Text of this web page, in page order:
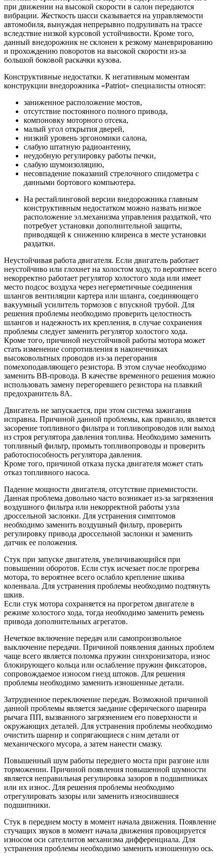
при движении на высокой скорости в салон передаются
вибрации. Жесткость шасси сказывается на управляемости
автомобиля, вынуждая непрерывно подруливать на трассе
вследствие низкой курсовой устойчивости. Кроме того,
данный внедорожник не склонен к резкому маневрированию
и прохождению поворотов на высокой скорости из-за
большой боковой раскачки кузова.
Конструктивные недостатки. К негативным моментам
конструкции внедорожника «Patriot» специалисты относят:
заниженное расположение мостов,
отсутствие постоянного полного привода,
компоновку моторного отсека,
малый угол открытия дверей,
низкий уровень эргономики салона,
слабую штатную радиоантенну,
неудобную регулировку работы печки,
слабую шумоизоляцию,
несовпадение показаний стрелочного спидометра с
данными бортового компьютера.
На рестайлинговой версии внедорожника главным
конструктивным недостатком можно назвать низкое
расположение эл.механизма управления раздаткой, что
потребует установки дополнительной защиты,
приводящей к снижению клиренса в месте установки
раздатки.
Неустойчивая работа двигателя. Если двигатель работает
неустойчиво или глохнет на холостом ходу, то вероятнее всего
некорректно работает регулятор холостого хода или имеет
место подсос воздуха через негерметичные соединения
шлангов вентиляции картера или шланга, соединяющего
вакуумный усилитель тормозов с впускной трубой. Для
решения проблемы необходимо проверить целостность
шлангов и надежность их крепления, в случае сохранения
проблемы следует заменить регулятор холостого хода.
Кроме того, причиной неустойчивой работы мотора может
стать изменение сопротивления в наконечниках
высоковольтных проводов из-за перегорания
помехоподавляющего резистора. В этом случае необходимо
заменить ВВ-провода. В качестве временного решения можно
использовать замену перегоревшего резистора на плавкий
предохранитель 8А.
Двигатель не запускается, при этом система зажигания
исправна. Причиной данной проблемы, как правило, является
засорение топливного фильтра и топливопроводов или выход
из строя регулятора давления топлива. Необходимо заменить
топливный фильтр, промыть топливопроводы и проверить
работоспособность регулятора давления.
Кроме того, причиной отказа пуска двигателя может стать
отказ топливного насоса.
Падение мощности двигателя, отсутствие приемистости.
Данная проблема довольно часто возникает из-за загрязнения
воздушного фильтра или некорректной работы узла
дроссельной заслонки. Для устранения симптомов
необходимо заменить воздушный фильтр, проверить
регулировку привода дроссельной заслонки и заменить
датчик ее положения.
Стук при запуске двигателя, увеличивающийся при
повышении оборотов. Если стук исчезает после прогрева
мотора, то вероятнее всего ослабло крепление шкива
коленвала. Для устранения проблемы необходимо подтянуть
шкив.
Если стук мотора сохраняется на прогретом двигателе в
режиме холостого хода, тогда необходимо заменить ремень
привода дополнительных агрегатов.
Нечеткое включение передач или самопроизвольное
выключение передачи. Причиной появления данных проблем
чаще всего является поломка пружин синхронизатора, износ
блокирующего кольца или ослабление пружин фиксаторов,
сопровождаемое износом гнезд штоков. Для решения
проблемы необходимо заменить изношенные детали.
Затрудненное переключение передач. Возможной причиной
данной проблемы является заедание сферического шарнира
рычага ПП, вызванного загрязнением его поверхности и
окружающих деталей. Для устранения проблемы необходимо
очистить шарнир и сопрягающиеся с ним детали от
механического мусора, а затем нанести смазку.
Повышенный шум работы переднего моста при разгоне или
торможении. Причиной появления повышенной шумности
является неправильная регулировка зазоров в подшипниках
или их износ. Для решения проблемы необходимо
отрегулировать зазоры или заменить износившиеся
подшипники.
Стук в переднем мосту в момент начала движения. Появление
стучащих звуков в момент начала движения провоцируется
износом оси сателлитов механизма дифференциала. Для
устранения проблемы необходимо заменить изношенную ось.